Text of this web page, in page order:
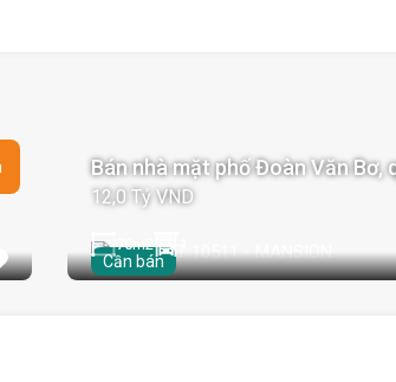
Cần bán
Bán nhà mặt phố Đoàn Văn Bơ,
12,0 Tỷ VND
70m2